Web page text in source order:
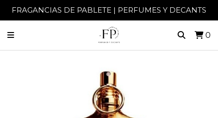
FRAGANCIAS DE PABLETE | PERFUMES Y DECANTS
0